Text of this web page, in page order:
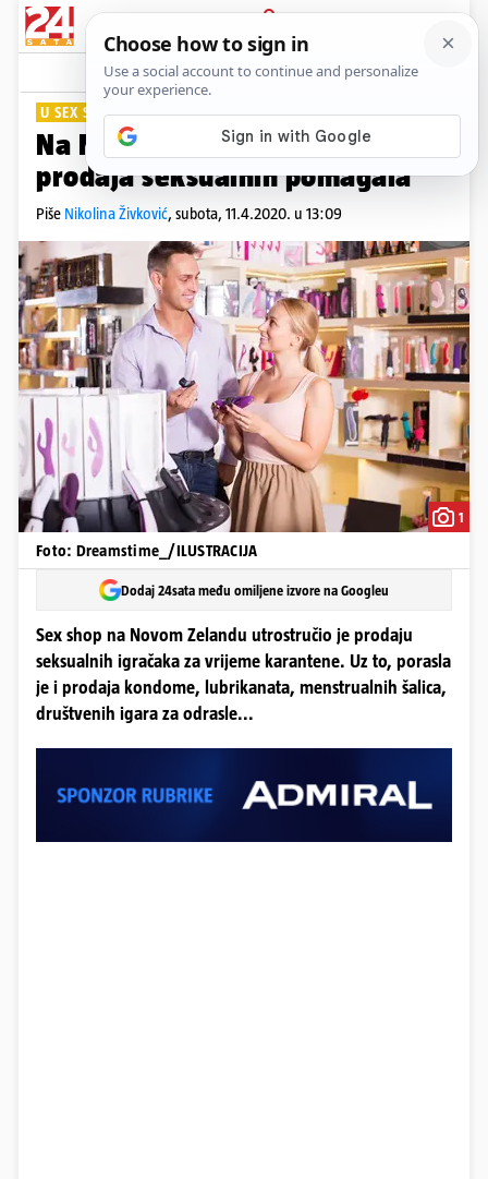
PRIJAVA
Lifestyle Komentari
U SEX SHOPU
Na Novom Zelandu porasla
prodaja seksualnih pomagala
Piše Nikolina Živković, subota, 11.4.2020. u 13:09
1
Foto: Dreamstime_/ILUSTRACIJA
Dodaj 24sata među omiljene izvore na Googleu
Sex shop na Novom Zelandu utrostručio je prodaju
seksualnih igračaka za vrijeme karantene. Uz to, porasla
je i prodaja kondome, lubrikanata, menstrualnih šalica,
društvenih igara za odrasle...